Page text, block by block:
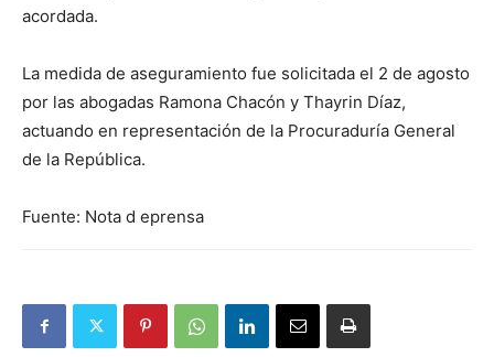
acordada.
La medida de aseguramiento fue solicitada el 2 de agosto
por las abogadas Ramona Chacón y Thayrin Díaz,
actuando en representación de la Procuraduría General
de la República.
Fuente: Nota d eprensa